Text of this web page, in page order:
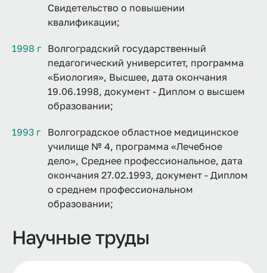
Свидетельство о повышении
квалификации;
1998 г Волгоградский государственный
педагогический университет, программа
«Биология», Высшее, дата окончания
19.06.1998, документ - Диплом о высшем
образовании;
1993 г
Волгоградское областное медицинское
училище № 4, программа «Лечебное
дело», Среднее профессиональное, дата
окончания 27.02.1993, документ - Диплом
о среднем профессиональном
образовании;
Научные труды